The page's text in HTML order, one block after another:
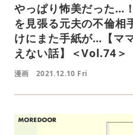
やっぱり怖美だった…
を見張る元夫の不倫相
けにまた手紙が…【マ
えない話】＜Vol.74＞
漫画 2021.12.10 Fri